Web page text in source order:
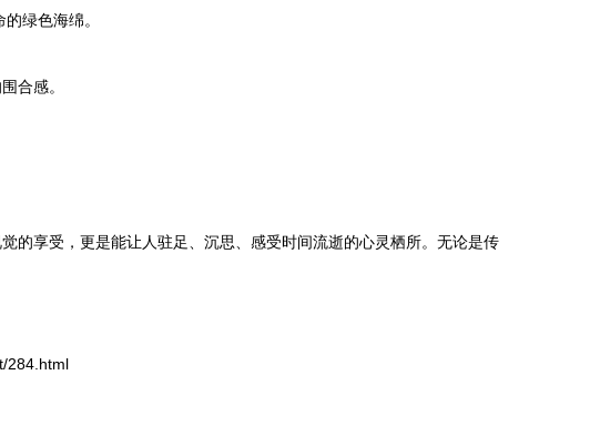
绿色海绵。
合感。
的享受，更是能让人驻足、沉思、感受时间流逝的心灵栖所。无论是传
284.html